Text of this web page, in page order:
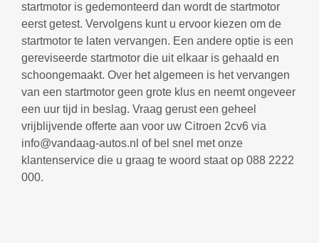
startmotor is gedemonteerd dan wordt de startmotor
eerst getest. Vervolgens kunt u ervoor kiezen om de
startmotor te laten vervangen. Een andere optie is een
gereviseerde startmotor die uit elkaar is gehaald en
schoongemaakt. Over het algemeen is het vervangen
van een startmotor geen grote klus en neemt ongeveer
een uur tijd in beslag. Vraag gerust een geheel
vrijblijvende offerte aan voor uw Citroen 2cv6 via
info@vandaag-autos.nl of bel snel met onze
klantenservice die u graag te woord staat op 088 2222
000.